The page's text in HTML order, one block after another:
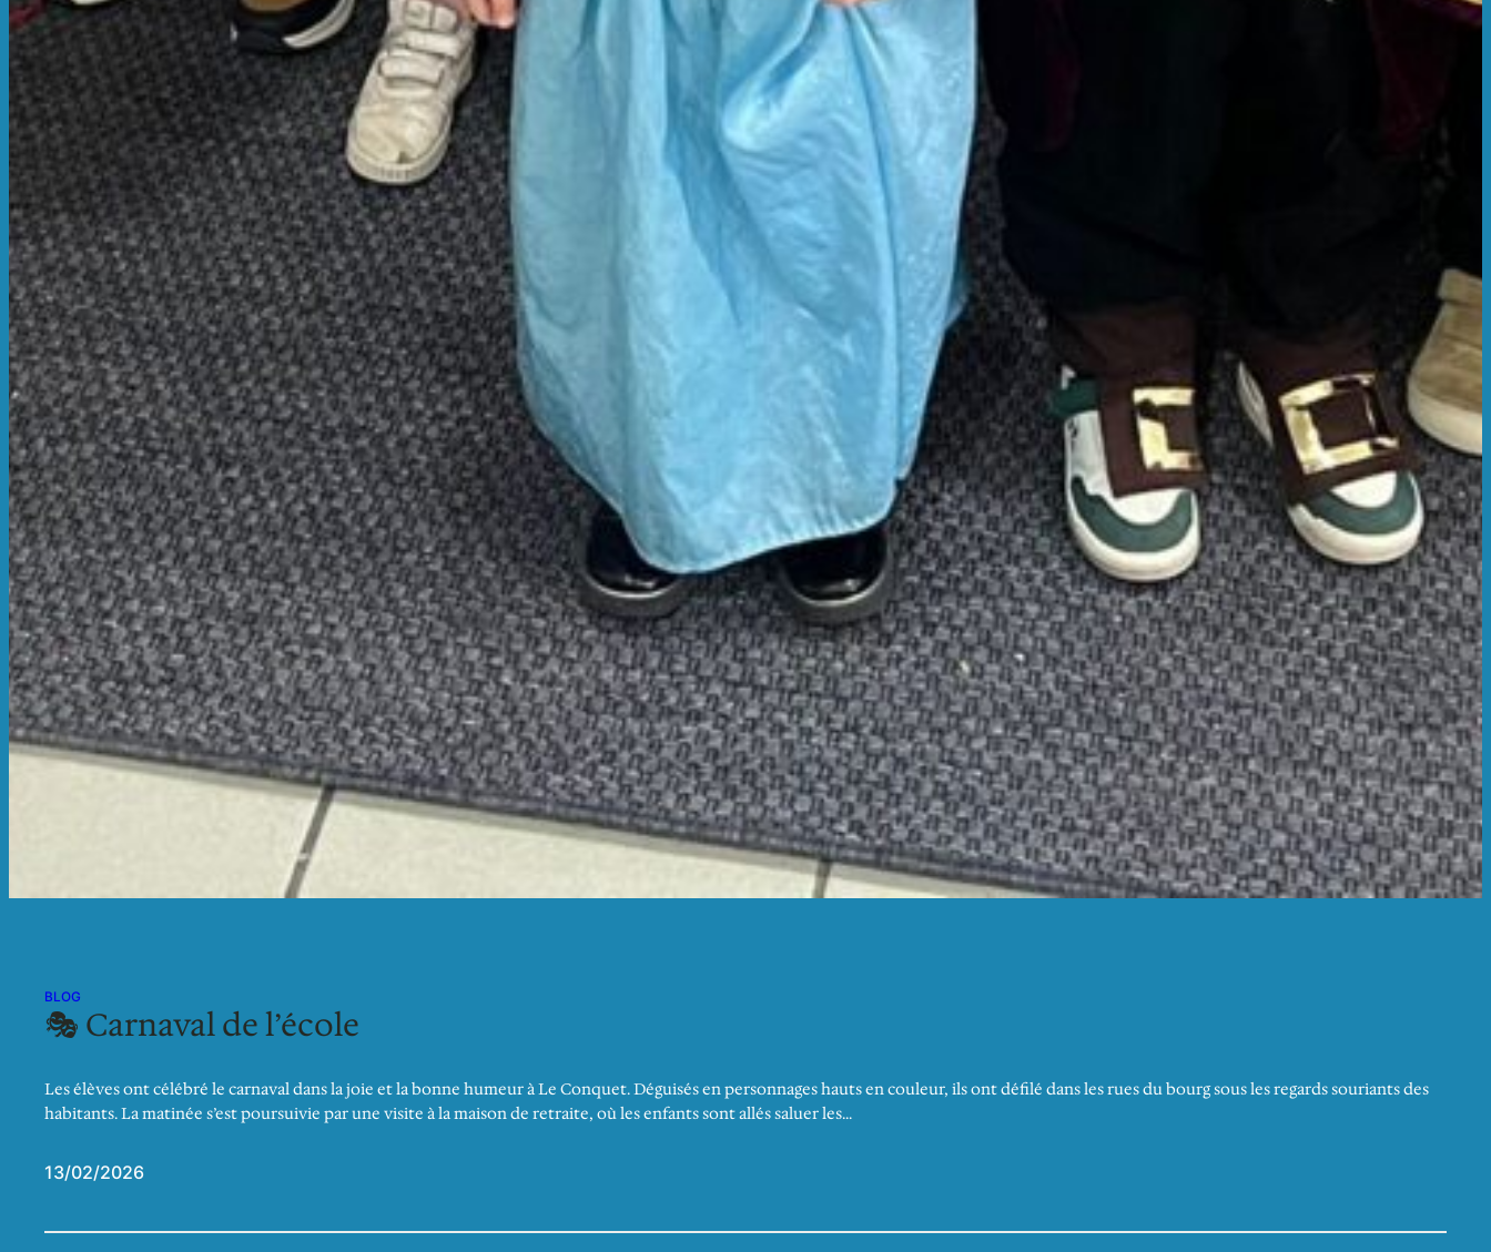
BLOG
🎭 Carnaval de l’école
Les élèves ont célébré le carnaval dans la joie et la bonne humeur à Le Conquet. Déguisés en personnages hauts en couleur, ils ont défilé dans les rues du bourg sous les regards souriants des
habitants. La matinée s’est poursuivie par une visite à la maison de retraite, où les enfants sont allés saluer les…
13/02/2026